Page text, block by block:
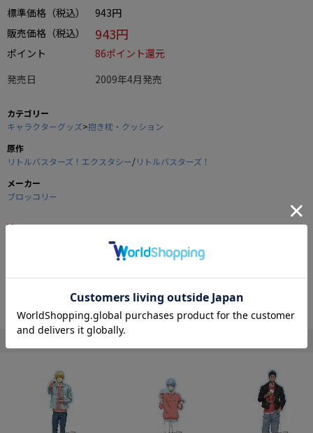
標準価格（税込）
943円
販売価格（税込）
943円
ポイント
86ポイント還元
発売日
2009年4月発売
カテゴリー
キャラクターグッズ>抱き枕・クッション
原作
リトルバスターズ！エクスタシー/リトルバスターズ！
メーカー
ブロッコリー
新ヒロインの活躍で、関連商品もますます絶好調の「リトルバスターズ！エク
スタシー」より、全部揃えたくなる可愛いミニクッションが嬉しい9種で発売決
■サイズ： 約15cm×15cm×15cm
©2008 VisualArt's / Key
" ブロッコリー "の他の商品